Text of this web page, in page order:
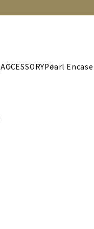
ACCESSORYPearl